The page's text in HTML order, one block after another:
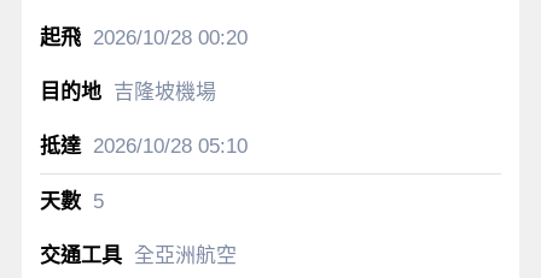
2026/10/2800:20
吉隆坡機場
2026/10/2805:10
5
全亞洲航空